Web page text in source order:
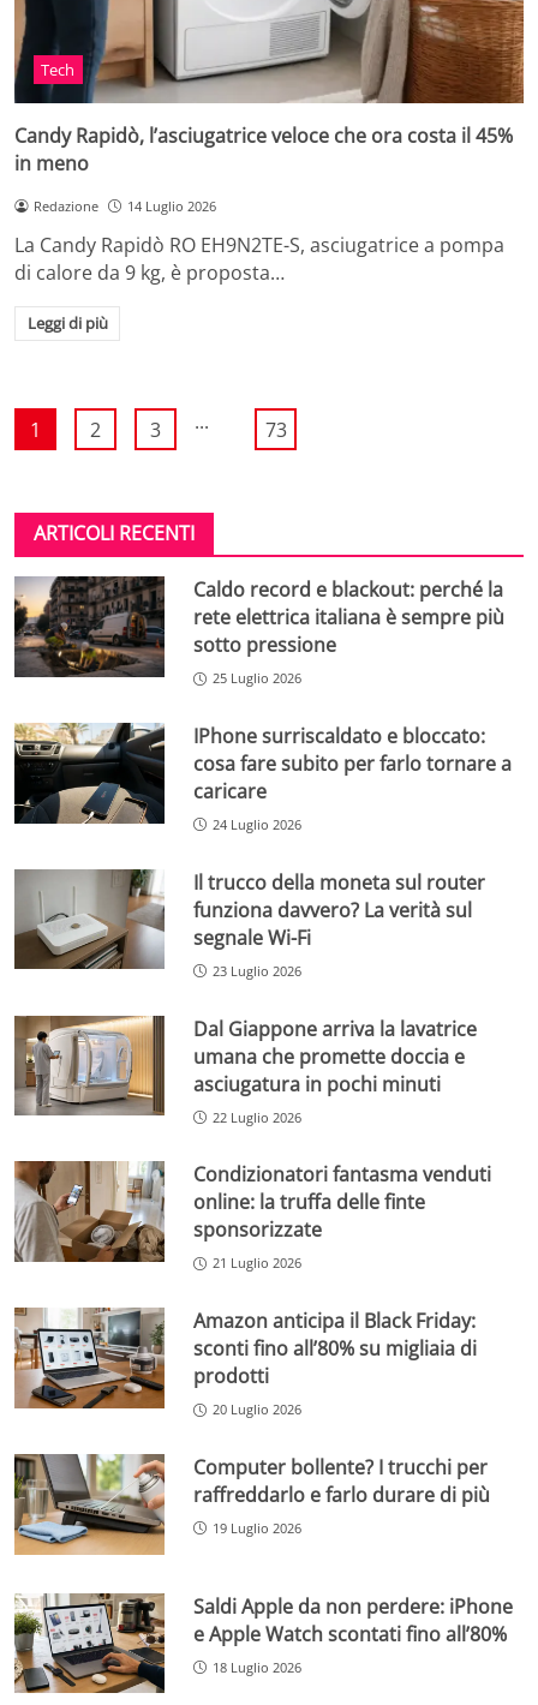
Tech
Candy Rapidò, l’asciugatrice veloce che ora costa il 45%
in meno
Redazione 14 Luglio 2026
La Candy Rapidò RO EH9N2TE-S, asciugatrice a pompa
di calore da 9 kg, è proposta…
Leggi di più
1 2 3 ... 73
ARTICOLI RECENTI
Caldo record e blackout: perché la
rete elettrica italiana è sempre più
sotto pressione
25 Luglio 2026
IPhone surriscaldato e bloccato:
cosa fare subito per farlo tornare a
caricare
24 Luglio 2026
Il trucco della moneta sul router
funziona davvero? La verità sul
segnale Wi-Fi
23 Luglio 2026
Dal Giappone arriva la lavatrice
umana che promette doccia e
asciugatura in pochi minuti
22 Luglio 2026
Condizionatori fantasma venduti
online: la truffa delle finte
sponsorizzate
21 Luglio 2026
Amazon anticipa il Black Friday:
sconti fino all’80% su migliaia di
prodotti
20 Luglio 2026
Computer bollente? I trucchi per
raffreddarlo e farlo durare di più
19 Luglio 2026
Saldi Apple da non perdere: iPhone
e Apple Watch scontati fino all’80%
18 Luglio 2026